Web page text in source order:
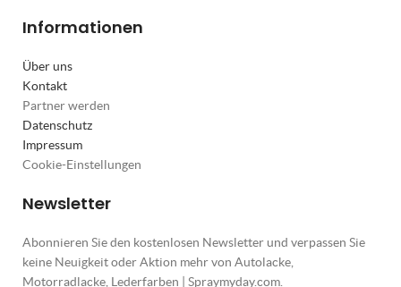
Informationen
Über uns
Kontakt
Partner werden
Datenschutz
Impressum
Cookie-Einstellungen
Newsletter
Abonnieren Sie den kostenlosen Newsletter und verpassen Sie
keine Neuigkeit oder Aktion mehr von Autolacke,
Motorradlacke, Lederfarben | Spraymyday.com.